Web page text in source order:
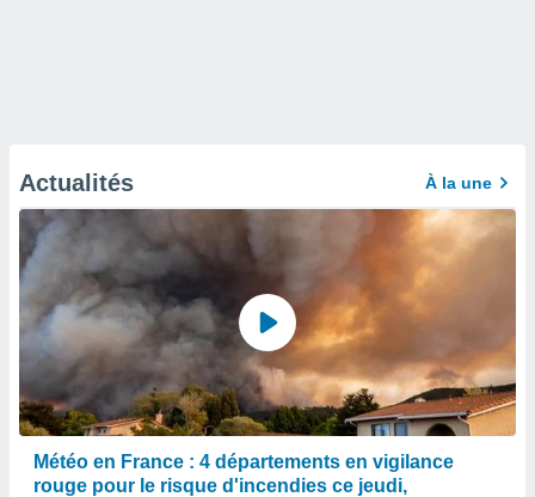
Actualités À la une
Météo en France : 4 départements en vigilance
rouge pour le risque d'incendies ce jeudi,